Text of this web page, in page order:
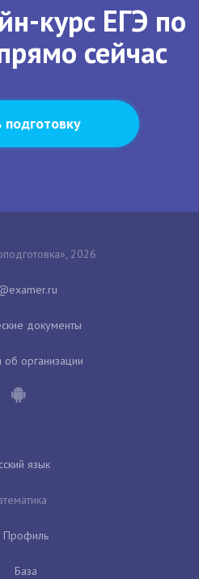
курс ЕГЭ по
сейчас
подготовку
2026
документы
организации
язык
Профиль
База